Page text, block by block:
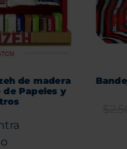
de madera
Papeles y
o